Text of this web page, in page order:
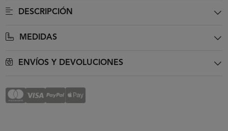
DESCRIPCIÓN
MEDIDAS
ENVÍOS Y DEVOLUCIONES